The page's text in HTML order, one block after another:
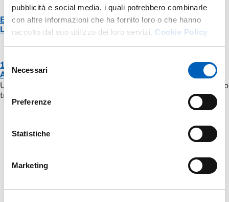
pubblicità e social media, i quali potrebbero combinarle
con altre informazioni che ha fornito loro o che hanno
raccolto dal suo utilizzo dei loro servizi. Cookie Policy.
delNecessari
Preferenze
Statistiche
Marketing
DOCUMENT- LAST UPDATE:21/05/2026
English-language course units offered by the Department of
Law, Politics and International Studies
NEWS
11–12 May: the Annual Conference of the “Food Law
Academics Network” at the University of Parma
Un appuntamento con ospiti internazionali dedicato al rapporto
tra diritto, sistemi agroalimentari e sicurezza alimentare